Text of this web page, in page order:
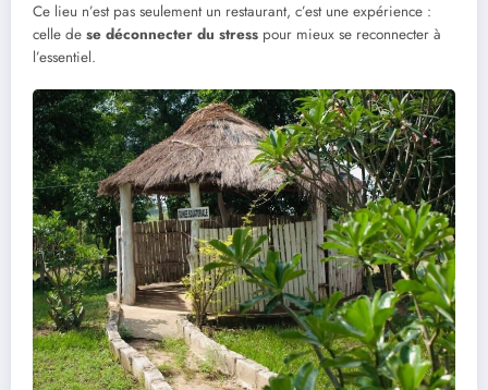
Ce lieu n’est pas seulement un restaurant, c’est une expérience :
celle de se déconnecter du stress pour mieux se reconnecter à
l’essentiel.